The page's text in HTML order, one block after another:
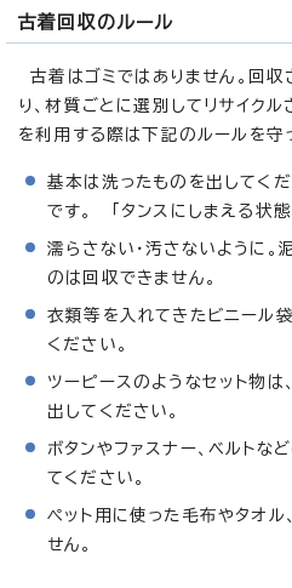
古着回収のルール
古着はゴミではありません。回収
り、材質ごとに選別してリサイク
を利用する際は下記のルールを守
基本は洗ったものを出してく
です。 「タンスにしまえる状
濡らさない・汚さないように。
のは回収できません。
衣類等を入れてきたビニール
ください。
ツーピースのようなセット物は
出してください。
ボタンやファスナー、ベルトな
てください。
ペット用に使った毛布やタオル
せん。